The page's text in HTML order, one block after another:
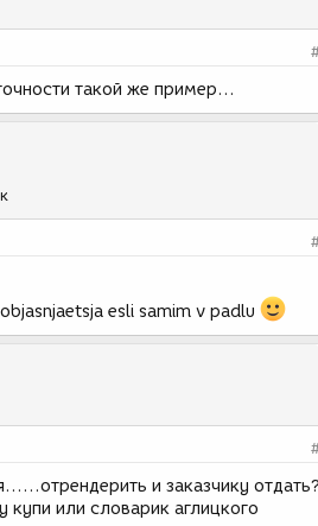
такой же пример...
esli samim v padlu
и заказчику
купи или словарик аглицкого